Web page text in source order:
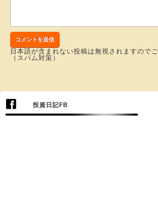
日本語が含まれない投稿は無視されますのでご
（スパム対策）
投資日記FB